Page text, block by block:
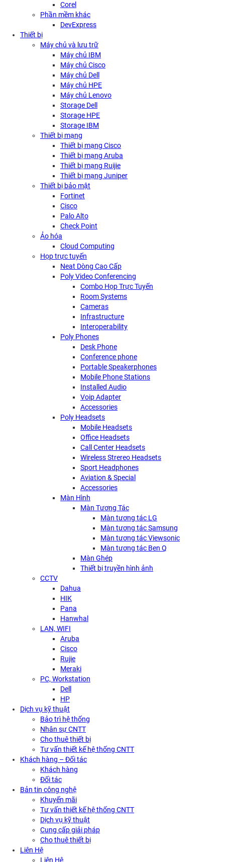
Corel
Phần mềm khác
DevExpress
Thiết bị
Máy chủ và lưu trữ
Máy chủ IBM
Máy chủ Cisco
Máy chủ Dell
Máy chủ HPE
Máy chủ Lenovo
Storage Dell
Storage HPE
Storage IBM
Thiết bị mạng
Thiết bị mạng Cisco
Thiết bị mạng Aruba
Thiết bị mạng Ruijie
Thiết bị mạng Juniper
Thiết bị bảo mật
Fortinet
Cisco
Palo Alto
Check Point
Ảo hóa
Cloud Computing
Họp trực tuyến
Neat Dòng Cao Cấp
Poly Video Conferencing
Combo Họp Trực Tuyến
Room Systems
Cameras
Infrastructure
Interoperability
Poly Phones
Desk Phone
Conference phone
Portable Speakerphones
Mobile Phone Stations
Installed Audio
Voip Adapter
Accessories
Poly Headsets
Mobile Headsets
Office Headsets
Call Center Headsets
Wireless Strereo Headsets
Sport Headphones
Aviation & Special
Accessories
Màn Hình
Màn Tương Tác
Màn tương tác LG
Màn tương tác Samsung
Màn tương tác Viewsonic
Màn tương tác Ben Q
Màn Ghép
Thiết bị truyền hình ảnh
CCTV
Dahua
HIK
Pana
Hanwhal
LAN, WIFI
Aruba
Cisco
Rujie
Meraki
PC, Workstation
Dell
HP
Dịch vụ kỹ thuật
Bảo trì hệ thống
Nhân sự CNTT
Cho thuê thiết bị
Tư vấn thiết kế hệ thống CNTT
Khách hàng – Đối tác
Khách hàng
Đối tác
Bản tin công nghệ
Khuyến mãi
Tư vấn thiết kế hệ thống CNTT
Dịch vụ kỹ thuật
Cung cấp giải pháp
Cho thuê thiết bị
Liên Hệ
Liên Hệ